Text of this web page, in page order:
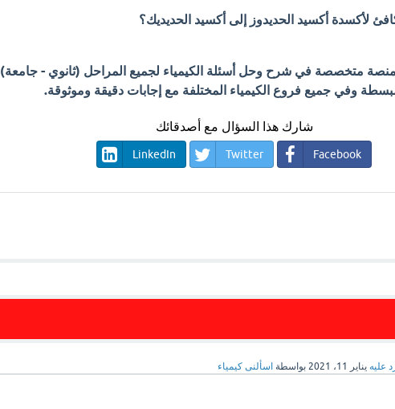
لأكسدة أكسيد الحديدوز إلى أكسيد الحديديك؟
منصة متخصصة في شرح وحل أسئلة الكيمياء لجميع المراحل (ثانوي - جامعة)
وفي جميع فروع الكيمياء المختلفة مع إجابات دقيقة وموثوقة.
شارك هذا السؤال مع أصدقائك
Facebook
Twitter
LinkedIn
عليه يناير 11، 2021 بواسطة اسألنى كيمياء